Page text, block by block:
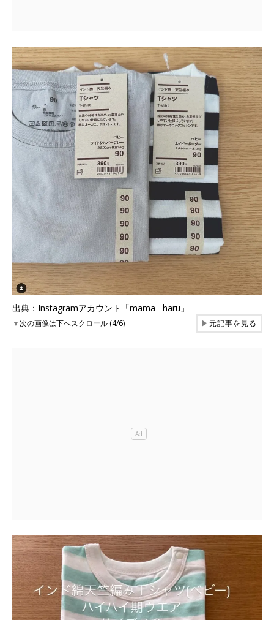
出典：Instagramアカウント「mama__haru」
▼次の画像は下へスクロール (4/6) ▶元記事を見る